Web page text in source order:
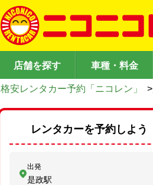
店舗を探す 車種・料金
格安レンタカー予約「ニコレン」 >
レンタカーを予約しよう
出発
是政駅